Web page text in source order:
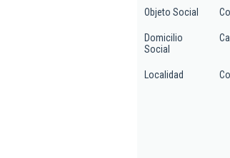
Objeto Social
Domicilio
Social
Localidad